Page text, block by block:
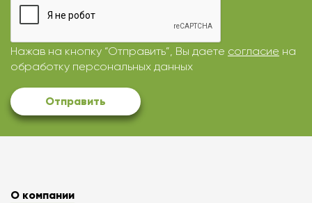
Нажав на кнопку “Отправить”, Вы даете согласие на
обработку персональных данных
Отправить
О компании